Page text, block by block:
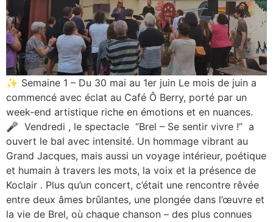
✨ Semaine 1 – Du 30 mai au 1er juin Le mois de juin a
commencé avec éclat au Café Ô Berry, porté par un
week-end artistique riche en émotions et en nuances.
🎤 Vendredi , le spectacle “Brel – Se sentir vivre !” a
ouvert le bal avec intensité. Un hommage vibrant au
Grand Jacques, mais aussi un voyage intérieur, poétique
et humain à travers les mots, la voix et la présence de
Koclair . Plus qu’un concert, c’était une rencontre rêvée
entre deux âmes brûlantes, une plongée dans l’œuvre et
la vie de Brel, où chaque chanson – des plus connues